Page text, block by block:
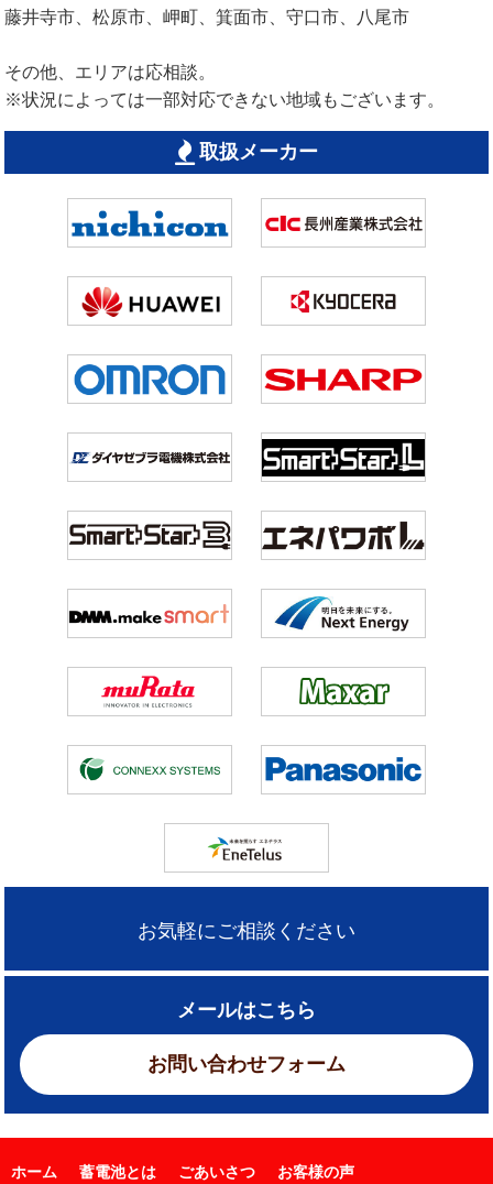
藤井寺市、松原市、岬町、箕面市、守口市、八尾市
その他、エリアは応相談。
※状況によっては一部対応できない地域もございます。
取扱メーカー
お気軽にご相談ください
メールはこちら
お問い合わせフォーム
ホーム 蓄電池とは ごあいさつ お客様の声